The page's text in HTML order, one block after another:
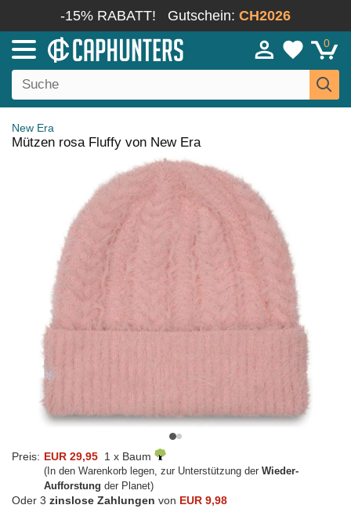
-15% RABATT! Gutschein: CH2026
0
New Era
Mützen rosa Fluffy von New Era
Preis: EUR 29,95 1 x Baum
(In den Warenkorb legen, zur Unterstützung der Wieder-
Aufforstung der Planet)
Oder 3 zinslose Zahlungen von EUR 9,98